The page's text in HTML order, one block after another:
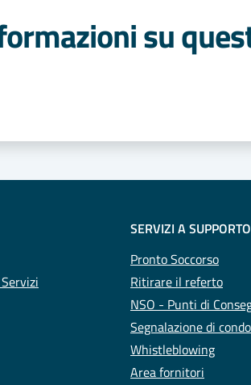
su
SERVIZI A SUPPORTO
Pronto Soccorso
Ritirare il referto
NSO - Punti di
Segnalazione di
Whistleblowing
Area fornitori